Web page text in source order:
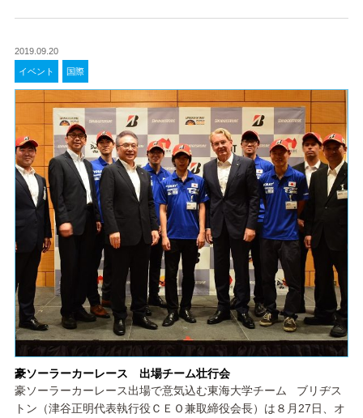
2019.09.20
イベント 国際
豪ソーラーカーレース 出場チーム壮行会
豪ソーラーカーレース出場で意気込む東海大学チーム ブリヂス
トン（津谷正明代表執行役ＣＥＯ兼取締役会長）は８月27日、オ